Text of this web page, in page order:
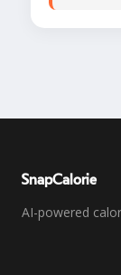
SnapCalorie
AI-powered